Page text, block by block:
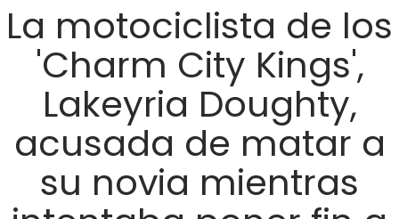
La motociclista de los
'Charm City Kings',
Lakeyria Doughty,
acusada de matar a
su novia mientras